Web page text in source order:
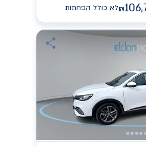
₪לא כולל הפחתות